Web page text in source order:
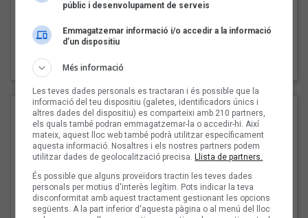
Pep Álvarez amb Joan Muntaner (Xanguito)
"Les cabres"
públic i desenvolupament de serveis
Emmagatzemar informació i/o accedir a la informació
d’un dispositiu
Més informació
Les teves dades personals es tractaran i és possible que la
informació del teu dispositiu (galetes, identificadors únics i
altres dades del dispositiu) es comparteixi amb 210 partners,
els quals també podran emmagatzemar-la o accedir-hi. Així
mateix, aquest lloc web també podrà utilitzar específicament
aquesta informació. Nosaltres i els nostres partners podem
utilitzar dades de geolocalització precisa. Llista de partners.
És possible que alguns proveïdors tractin les teves dades
personals per motius d'interès legítim. Pots indicar la teva
disconformitat amb aquest tractament gestionant les opcions
següents. A la part inferior d'aquesta pàgina o al menú del lloc